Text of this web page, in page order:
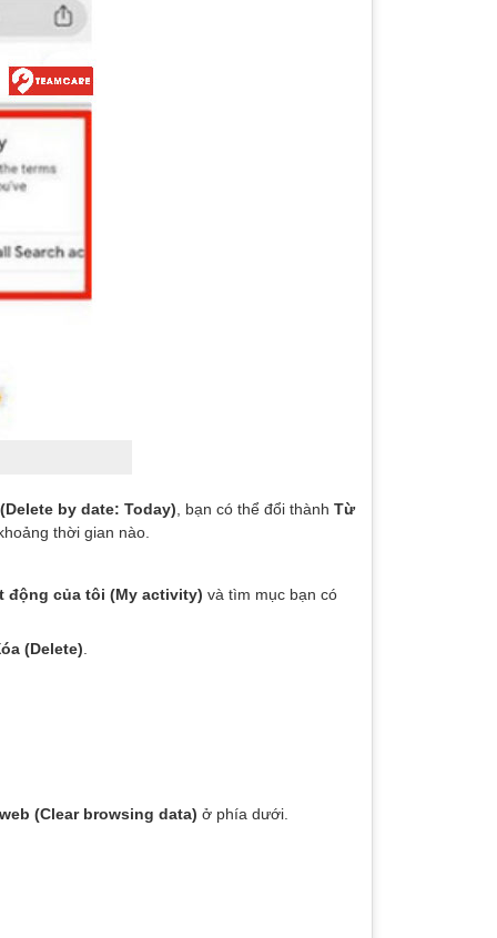
by date: Today) , bạn có thể đổi thành Từ
thời gian nào.
động của tôi (My activity) và tìm mục bạn có
(Delete)
(Clear browsing data) ở phía dưới.